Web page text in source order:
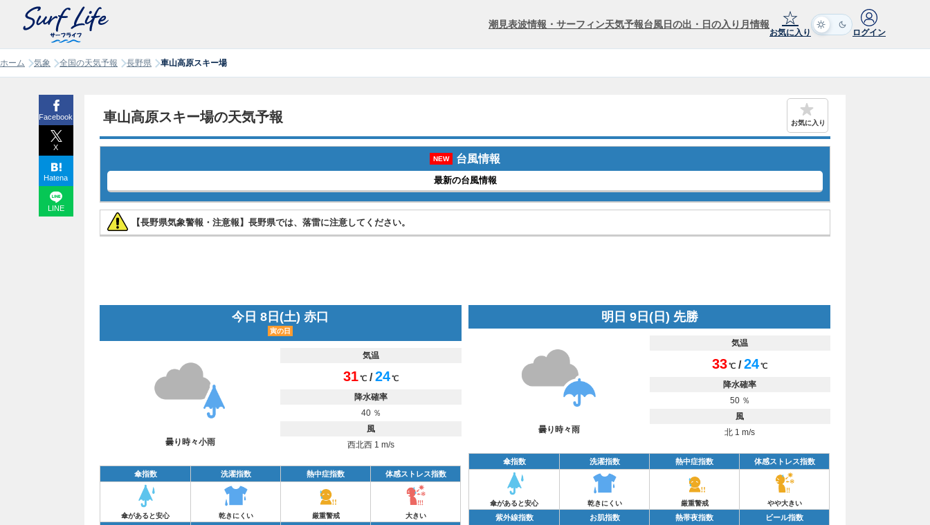
潮見表波情報・サーフィン天気予報台風日の出・日の入り 月情報 ☆
お気に入り ログイン
ホーム 気象 全国の天気予報 長野県 車山高原スキー場
車山高原スキー場の天気予報 お気に入り
NEW 台風情報
最新の台風情報
【長野県気象警報・注意報】長野県では、落雷に注意してください。
今日 8日(土) 赤口
寅の日
曇り時々小雨
気温
31℃ /24℃
降水確率
40 ％
風
西北西 1 m/s
傘指数 洗濯指数 熱中症指数 体感ストレス指数
傘があると安心 乾きにくい 厳重警戒 大きい
明日 9日(日) 先勝
曇り時々雨
気温
33℃ /24℃
降水確率
50 ％
風
北 1 m/s
傘指数 洗濯指数 熱中症指数 体感ストレス指数
傘があると安心 乾きにくい 厳重警戒 やや大きい
紫外線指数 お肌指数 熱帯夜指数 ビール指数
Facebook
X
Hatena
LINE